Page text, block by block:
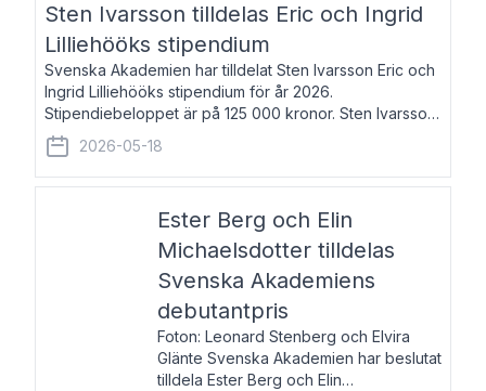
Sten Ivarsson tilldelas Eric och Ingrid
Lilliehööks stipendium
Svenska Akademien har tilldelat Sten Ivarsson Eric och
Ingrid Lilliehööks stipendium för år 2026.
Stipendiebeloppet är på 125 000 kronor. Sten Ivarsson,
född 1979, är mediateksamordnare vid
Söderslättsgymnasiet i Trelleborg. Här har han på
2026-05-18
Ester Berg och Elin
Michaelsdotter tilldelas
Svenska Akademiens
debutantpris
Foton: Leonard Stenberg och Elvira
Glänte Svenska Akademien har beslutat
tilldela Ester Berg och Elin